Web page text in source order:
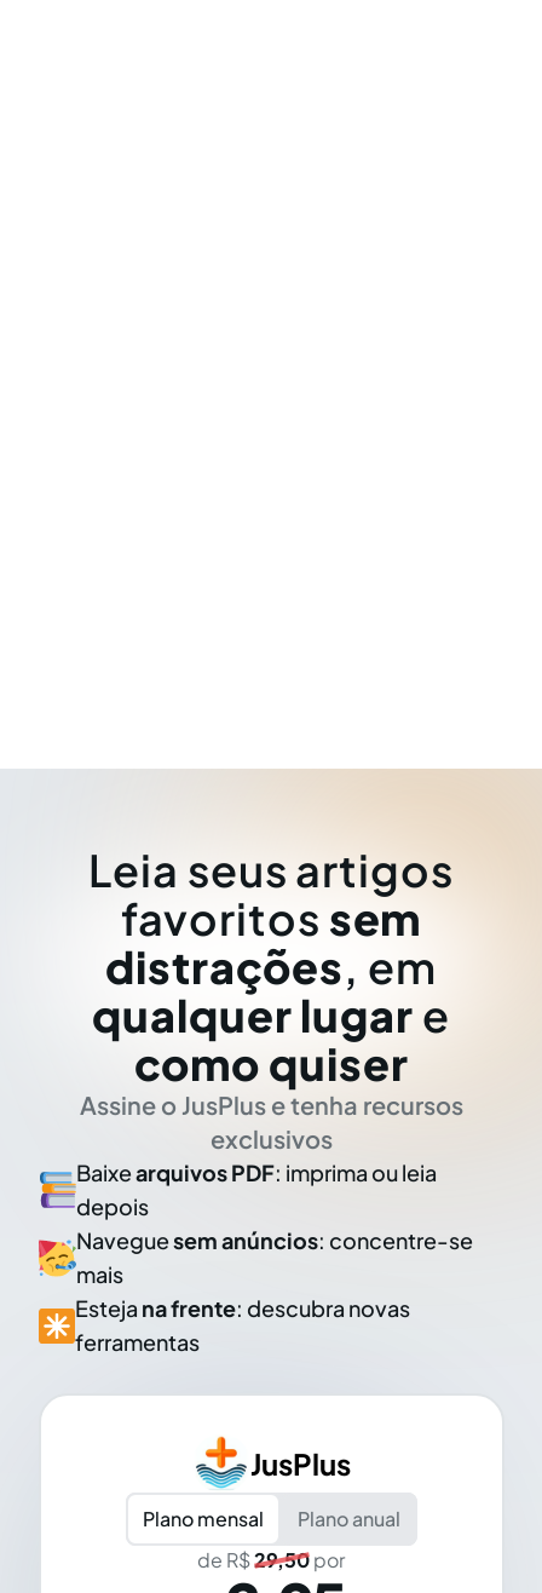
Leia seus artigos
favoritos sem
distrações, em
qualquer lugar e
como quiser
Assine o JusPlus e tenha recursos
exclusivos
Baixearquivos PDF: imprima ou leia
depois
Naveguesem anúncios: concentre-se
mais
Esteja na frente: descubra novas
ferramentas
JusPlus
Plano mensal
Plano anual
de R$29,50por